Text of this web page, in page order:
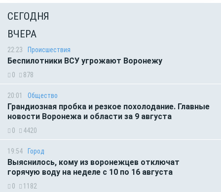
СЕГОДНЯ
ВЧЕРА
22:23 Происшествия
Беспилотники ВСУ угрожают Воронежу
0 878
20:01 Общество
Грандиозная пробка и резкое похолодание. Главные
новости Воронежа и области за 9 августа
0 4420
19:54 Город
Выяснилось, кому из воронежцев отключат
горячую воду на неделе с 10 по 16 августа
0 1182